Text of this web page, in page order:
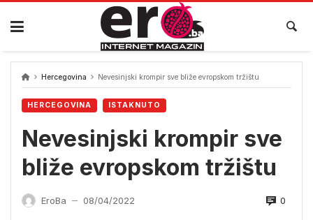
Skip
content
Hercegovina Nevesinjski krompir sve bliže evropskom tržištu
HERCEGOVINA ISTAKNUTO
Nevesinjski krompir sve
bliže evropskom tržištu
EroBa — 08/04/2022 0